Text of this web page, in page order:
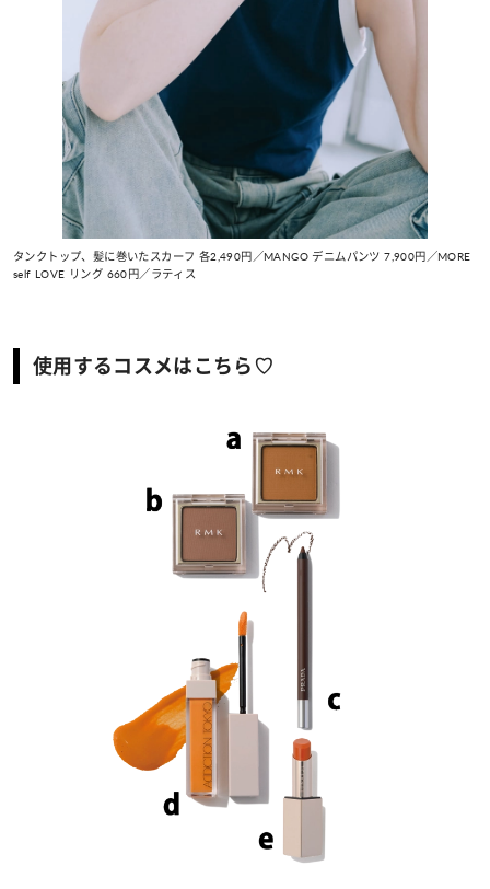
タンクトップ、髪に巻いたスカーフ 各2,490円／MANGO デニムパンツ 7,900円／MORE
self LOVE リング 660円／ラティス
使用するコスメはこちら♡